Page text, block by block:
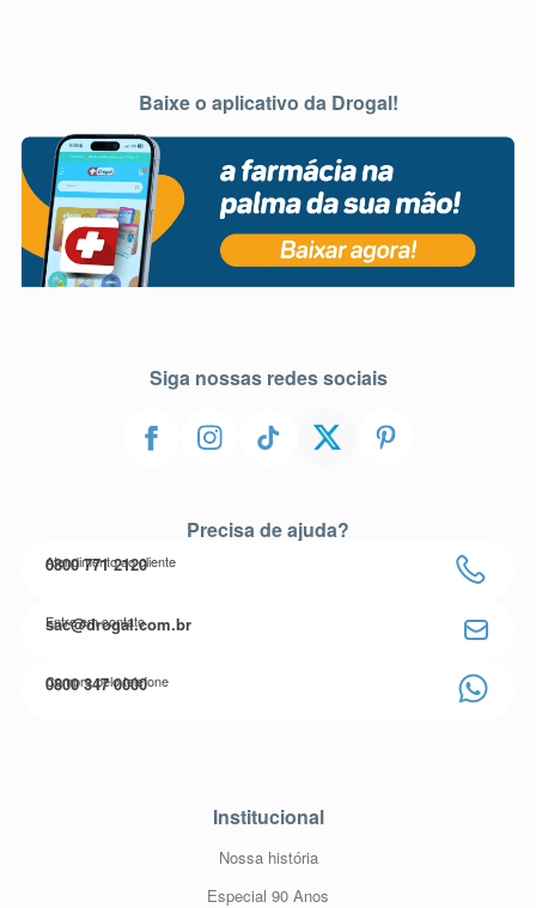
Baixe o aplicativo da Drogal!
Siga nossas redes sociais
Precisa de ajuda?
Atendimento ao cliente
0800 771 2120
Entre em contato
sac@drogal.com.br
Compre pelo telefone
0800 347 0000
Institucional
Nossa história
Especial 90 Anos